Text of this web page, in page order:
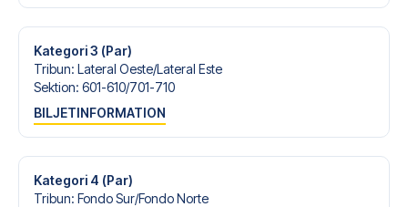
Kategori 3 (Par)
Tribun: Lateral Oeste/​Lateral Este
Sektion: 601-610/​701-710
BILJETINFORMATION
Kategori 4 (Par)
Tribun: Fondo Sur/​Fondo Norte